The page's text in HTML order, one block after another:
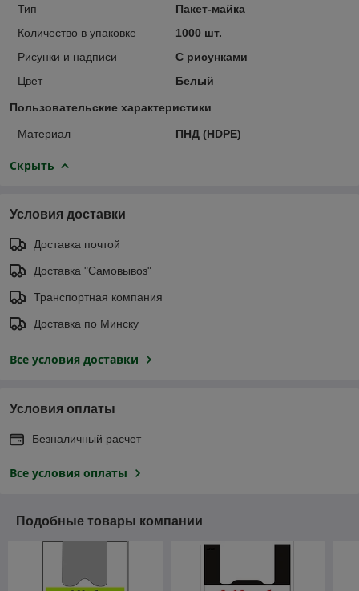
Тип
Пакет-майка
Количество в упаковке
1000 шт.
Рисунки и надписи
С рисунками
Цвет
Белый
Пользовательские характеристики
Материал ПНД (HDPE)
Скрыть
Условия доставки
Доставка почтой
Доставка "Самовывоз"
Транспортная компания
Доставка по Минску
Все условия доставки
Условия оплаты
Безналичный расчет
Все условия оплаты
Подобные товары компании